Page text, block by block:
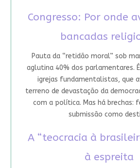
Congresso: Por onde
bancadas
Pauta da “retidão moral” sob
aglutina 40% dos parlamentares.
igrejas fundamentalistas, que
terreno de devastação da
com a política. Mas há brechas:
submissão como
A “teocracia à
à espreita